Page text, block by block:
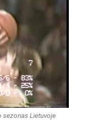
sezonas Lietuvoje